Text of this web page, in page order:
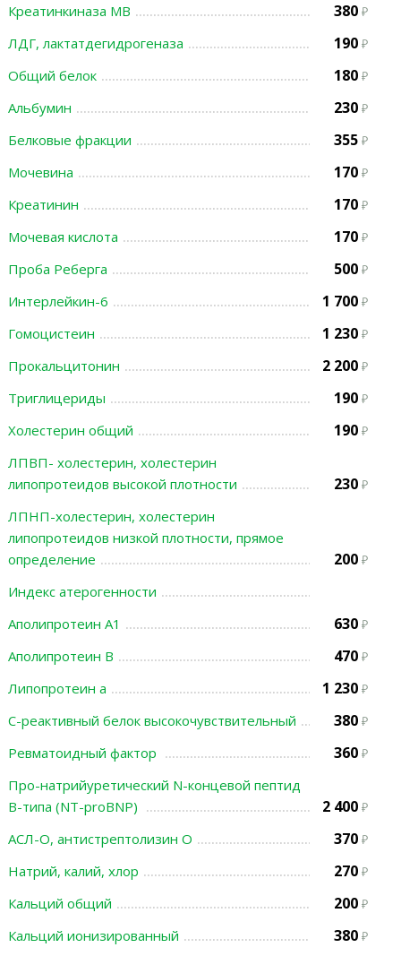
Креатинкиназа МВ 380
ЛДГ, лактатдегидрогеназа 190
Общий белок 180
Альбумин 230
Белковые фракции 355
Мочевина 170
Креатинин 170
Мочевая кислота 170
Проба Реберга 500
Интерлейкин-6 1 700
Гомоцистеин 1 230
Прокальцитонин 2 200
Триглицериды 190
Холестерин общий 190
ЛПВП- холестерин, холестерин
липопротеидов высокой плотности
230
ЛПНП-холестерин, холестерин
липопротеидов низкой плотности, прямое
определение
200
Индекс атерогенности
Аполипротеин А1
630
Аполипротеин В 470
Липопротеин а 1 230
С-реактивный белок высокочувствительный 380
Ревматоидный фактор 360
Про-натрийуретический N-концевой пептид
В-типа (NT-proBNP)
2 400
АСЛ-О, антистрептолизин О 370
Натрий, калий, хлор 270
Кальций общий 200
Кальций ионизированный 380